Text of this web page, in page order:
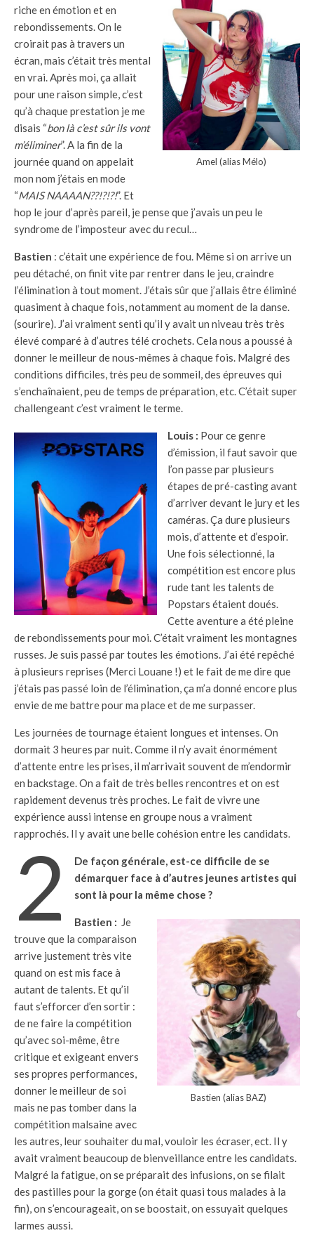
Amel (alias Mélo)
riche en émotion et en
rebondissements. On le
croirait pas à travers un
écran, mais c’était très mental
en vrai. Après moi, ça allait
pour une raison simple, c’est
qu’à chaque prestation je me
disais “bon là c’est sûr ils vont
m’éliminer”. A la fin de la
journée quand on appelait
mon nom j’étais en mode
“MAIS NAAAAN??!?!?!”. Et
hop le jour d’après pareil, je pense que j’avais un peu le
syndrome de l’imposteur avec du recul…
Bastien : c’était une expérience de fou. Même si on arrive un
peu détaché, on finit vite par rentrer dans le jeu, craindre
l’élimination à tout moment. J’étais sûr que j’allais être éliminé
quasiment à chaque fois, notamment au moment de la danse.
(sourire). J’ai vraiment senti qu’il y avait un niveau très très
élevé comparé à d’autres télé crochets. Cela nous a poussé à
donner le meilleur de nous-mêmes à chaque fois. Malgré des
conditions difficiles, très peu de sommeil, des épreuves qui
s’enchaînaient, peu de temps de préparation, etc. C’était super
challengeant c’est vraiment le terme.
Louis : Pour ce genre
d’émission, il faut savoir que
l’on passe par plusieurs
étapes de pré-casting avant
d’arriver devant le jury et les
caméras. Ça dure plusieurs
mois, d’attente et d’espoir.
Une fois sélectionné, la
compétition est encore plus
rude tant les talents de
Popstars étaient doués.
Cette aventure a été pleine
de rebondissements pour moi. C’était vraiment les montagnes
russes. Je suis passé par toutes les émotions. J’ai été repêché
à plusieurs reprises (Merci Louane !) et le fait de me dire que
j’étais pas passé loin de l’élimination, ça m’a donné encore plus
envie de me battre pour ma place et de me surpasser.
Les journées de tournage étaient longues et intenses. On
dormait 3 heures par nuit. Comme il n’y avait énormément
d’attente entre les prises, il m’arrivait souvent de m’endormir
en backstage. On a fait de très belles rencontres et on est
rapidement devenus très proches. Le fait de vivre une
expérience aussi intense en groupe nous a vraiment
rapprochés. Il y avait une belle cohésion entre les candidats.
2
De façon générale, est-ce difficile de se
démarquer face à d’autres jeunes artistes qui
sont là pour la même chose ?
Bastien (alias BAZ)
Bastien : Je
trouve que la comparaison
arrive justement très vite
quand on est mis face à
autant de talents. Et qu’il
faut s’efforcer d’en sortir :
de ne faire la compétition
qu’avec soi-même, être
critique et exigeant envers
ses propres performances,
donner le meilleur de soi
mais ne pas tomber dans la
compétition malsaine avec
les autres, leur souhaiter du mal, vouloir les écraser, ect. Il y
avait vraiment beaucoup de bienveillance entre les candidats.
Malgré la fatigue, on se préparait des infusions, on se filait
des pastilles pour la gorge (on était quasi tous malades à la
fin), on s’encourageait, on se boostait, on essuyait quelques
larmes aussi.